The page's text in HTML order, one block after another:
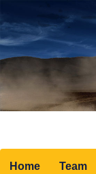
Home Team